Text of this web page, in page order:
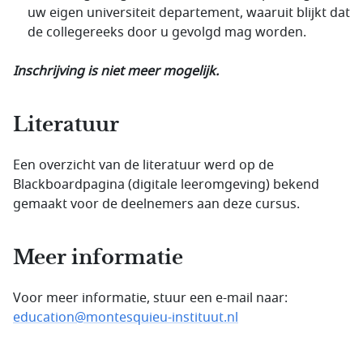
uw eigen universiteit departement, waaruit blijkt dat
de collegereeks door u gevolgd mag worden.
Inschrijving is niet meer mogelijk.
Literatuur
Een overzicht van de literatuur werd op de
Blackboardpagina (digitale leeromgeving) bekend
gemaakt voor de deelnemers aan deze cursus.
Meer informatie
Voor meer informatie, stuur een e-mail naar:
education@montesquieu-instituut.nl